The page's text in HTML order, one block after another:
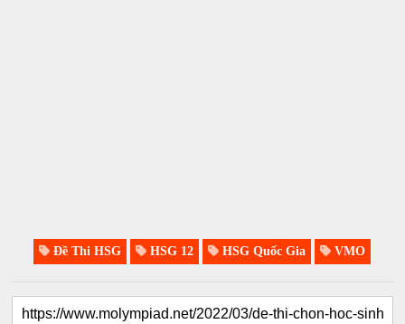
Đề Thi HSG HSG 12 HSG Quốc Gia VMO